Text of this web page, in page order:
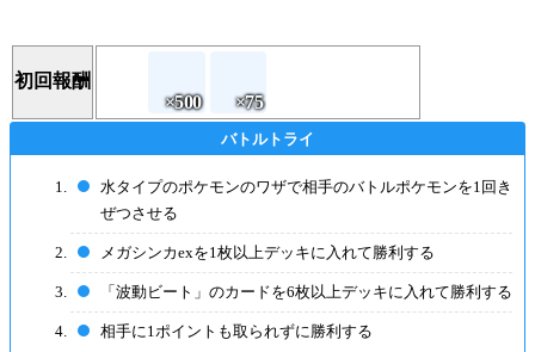
初回報酬
水タイプのポケモンのワザで相手のバトルポケモンを1回き
ぜつさせる
メガシンカexを1枚以上デッキに入れて勝利する
「波動ビート」のカードを6枚以上デッキに入れて勝利する
相手に1ポイントも取られずに勝利する